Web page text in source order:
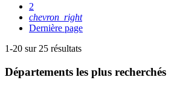
2
chevron_right
Dernière page
1-20 sur 25 résultats
Départements les plus recherchés